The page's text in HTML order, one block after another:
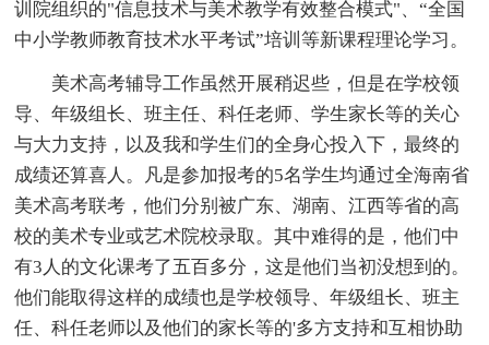
训院组织的"信息技术与美术教学有效整合模式"、“全国
中小学教师教育技术水平考试”培训等新课程理论学习。
美术高考辅导工作虽然开展稍迟些，但是在学校领
导、年级组长、班主任、科任老师、学生家长等的关心
与大力支持，以及我和学生们的全身心投入下，最终的
成绩还算喜人。凡是参加报考的5名学生均通过全海南省
美术高考联考，他们分别被广东、湖南、江西等省的高
校的美术专业或艺术院校录取。其中难得的是，他们中
有3人的文化课考了五百多分，这是他们当初没想到的。
他们能取得这样的成绩也是学校领导、年级组长、班主
任、科任老师以及他们的家长等的'多方支持和互相协助